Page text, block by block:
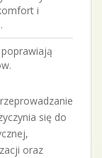
i
się do
oraz